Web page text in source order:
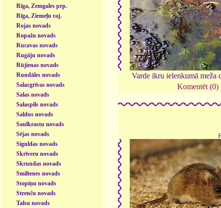
Rīga, Zemgales prp.
Rīga, Ziemeļu raj.
Rojas novads
Ropažu novads
Rucavas novads
Rugāju novads
Rūjienas novads
Rundāles novads
Salacgrīvas novads
Salas novads
Salaspils novads
Saldus novads
Saulkrastu novads
Sējas novads
Siguldas novads
Skrīveru novads
Skrundas novads
Smiltenes novads
Stopiņu novads
Strenču novads
Talsu novads
Varde ikru ielenkumā meža
Komentēt (0)